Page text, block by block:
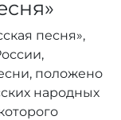
песня»,
положено
народных